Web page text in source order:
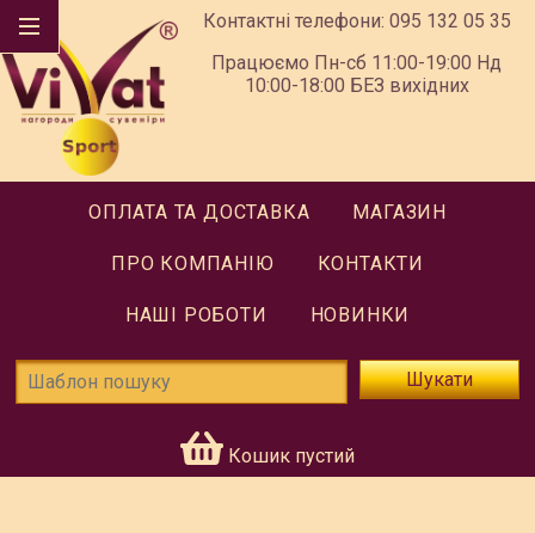
Контактні телефони: 095 132 05 35
Працюємо Пн-сб 11:00-19:00 Нд
10:00-18:00 БЕЗ вихідних
ОПЛАТА ТА ДОСТАВКА МАГАЗИН
ПРО КОМПАНІЮ КОНТАКТИ
НАШІ РОБОТИ НОВИНКИ
Шукати
Кошик пустий